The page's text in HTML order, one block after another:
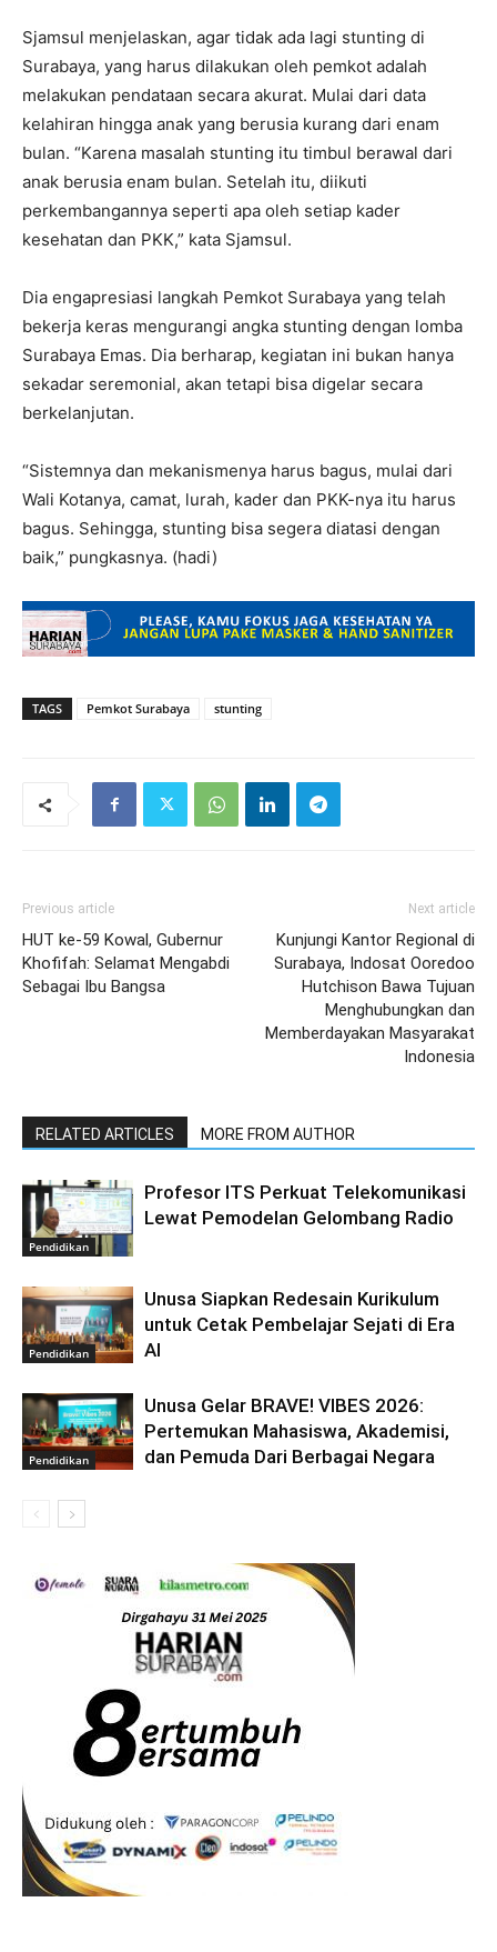
Sjamsul menjelaskan, agar tidak ada lagi stunting di
Surabaya, yang harus dilakukan oleh pemkot adalah
melakukan pendataan secara akurat. Mulai dari data
kelahiran hingga anak yang berusia kurang dari enam
bulan. “Karena masalah stunting itu timbul berawal dari
anak berusia enam bulan. Setelah itu, diikuti
perkembangannya seperti apa oleh setiap kader
kesehatan dan PKK,” kata Sjamsul.
Dia engapresiasi langkah Pemkot Surabaya yang telah
bekerja keras mengurangi angka stunting dengan lomba
Surabaya Emas. Dia berharap, kegiatan ini bukan hanya
sekadar seremonial, akan tetapi bisa digelar secara
berkelanjutan.
“Sistemnya dan mekanismenya harus bagus, mulai dari
Wali Kotanya, camat, lurah, kader dan PKK-nya itu harus
bagus. Sehingga, stunting bisa segera diatasi dengan
baik,” pungkasnya. (hadi)
TAGS Pemkot Surabaya stunting
Previous article
HUT ke-59 Kowal, Gubernur
Khofifah: Selamat Mengabdi
Sebagai Ibu Bangsa
Next article
Kunjungi Kantor Regional di
Surabaya, Indosat Ooredoo
Hutchison Bawa Tujuan
Menghubungkan dan
Memberdayakan Masyarakat
Indonesia
RELATED ARTICLES MORE FROM AUTHOR
Pendidikan
Profesor ITS Perkuat Telekomunikasi
Lewat Pemodelan Gelombang Radio
Pendidikan
Unusa Siapkan Redesain Kurikulum
untuk Cetak Pembelajar Sejati di Era
AI
Pendidikan
Unusa Gelar BRAVE! VIBES 2026:
Pertemukan Mahasiswa, Akademisi,
dan Pemuda Dari Berbagai Negara